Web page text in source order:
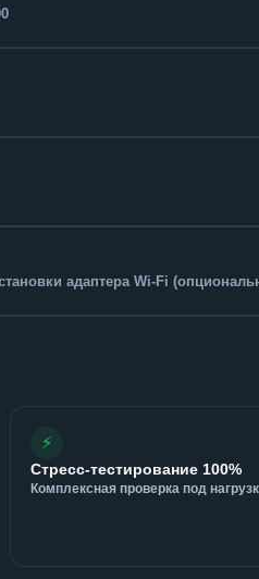
адаптера Wi-Fi
⚡
Стресс-тестирование 100%
Комплексная проверка под